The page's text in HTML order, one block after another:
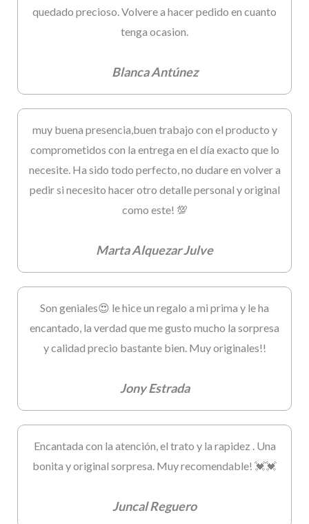
quedado precioso. Volvere a hacer pedido en cuanto
tenga ocasion.
Blanca Antúnez
muy buena presencia,buen trabajo con el producto y
comprometidos con la entrega en el día exacto que lo
necesite. Ha sido todo perfecto, no dudare en volver a
pedir si necesito hacer otro detalle personal y original
como este! 💯
Marta Alquezar Julve
Son geniales😍 le hice un regalo a mi prima y le ha
encantado, la verdad que me gusto mucho la sorpresa
y calidad precio bastante bien. Muy originales!!
Jony Estrada
Encantada con la atención, el trato y la rapidez . Una
bonita y original sorpresa. Muy recomendable! 💓💓
Juncal Reguero